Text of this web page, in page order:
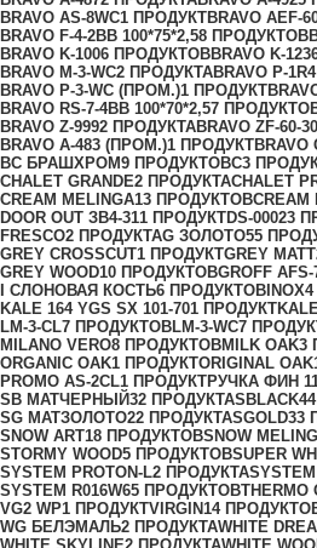
BRAVO AS-8WC1 ПРОДУКТBRAVO AЕF-
BRAVO F-4-2BB 100*75*2,58 ПРОДУКТОВ
BRAVO K-1006 ПРОДУКТОВBRAVO K-123
BRAVO M-3-WC2 ПРОДУКТАBRAVO P-1R
BRAVO P-3-WC (ПРОМ.)1 ПРОДУКТ
BRAVO RS-7-4BB 100*70*2,57
BRAVO Z-9992 ПРОДУКТАBRAVO ZF-60-30
BRAVO А-483 (ПРОМ.)1 ПРОДУКТBRAVO
BС БРАШХРОМ9 ПРОДУКТОВC3
CHALET GRANDE2 ПРОДУКТАCHALET
CREAM MELINGA13 ПРОДУКТОВCREAM
DOOR OUT ЗВ4-311 ПРОДУКТDS-00023
FRESCO2 ПРОДУКТАG ЗОЛОТО55
GREY CROSSCUT1 ПРОДУКТGREY MATT
GREY WOOD10 ПРОДУКТОВGROFF AFS-
I СЛОНОВАЯ КОСТЬ6 ПРОДУКТОВ INOX
KALE 164 YGS SX 101-701 ПРОДУКТ
LM-3-CL7 ПРОДУКТОВLM-3-WC7
MILANO VERO8 ПРОДУКТОВMILK OAK3
ORGANIC OAK1 ПРОДУКТORIGINAL OAK
PROMO AS-2CL1 ПРОДУКТPУЧКА ФИН
SB МАТЧЕРНЫЙ32 ПРОДУКТАSBLACK
SG МАТЗОЛОТО22 ПРОДУКТАSGOLD33
SNOW ART18 ПРОДУКТОВSNOW
STORMY WOOD5 ПРОДУКТОВSUPER
SYSTEM PROTON-L2 ПРОДУКТА
SYSTEM R016W65 ПРОДУКТОВTHERMO
VG2 WР1 ПРОДУКТVIRGIN14
WG БЕЛЭМАЛЬ2 ПРОДУКТАWHITE